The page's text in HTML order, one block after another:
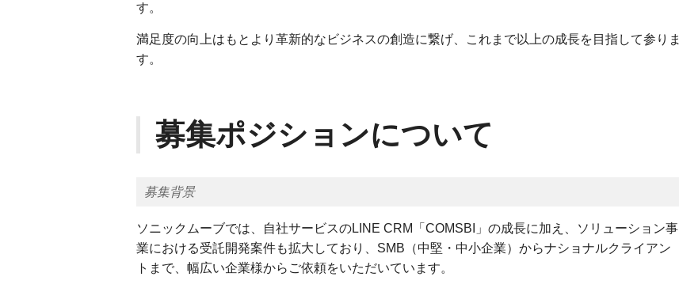
す。
満足度の向上はもとより革新的なビジネスの創造に繋げ、これまで以上の成長を目指して参りま
す。
募集ポジションについて
募集背景
ソニックムーブでは、自社サービスのLINE CRM「COMSBI」の成長に加え、ソリューション事
業における受託開発案件も拡大しており、SMB（中堅・中小企業）からナショナルクライアン
トまで、幅広い企業様からご依頼をいただいています。